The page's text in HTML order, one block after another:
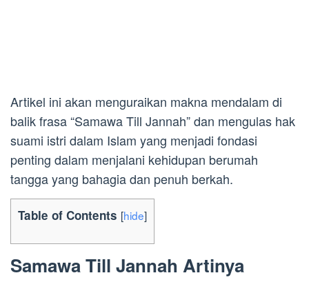
Artikel ini akan menguraikan makna mendalam di
balik frasa “Samawa Till Jannah” dan mengulas hak
suami istri dalam Islam yang menjadi fondasi
penting dalam menjalani kehidupan berumah
tangga yang bahagia dan penuh berkah.
Table of Contents [hide]
Samawa Till Jannah Artinya